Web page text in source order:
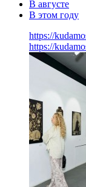
В августе
В этом году
https://
https://